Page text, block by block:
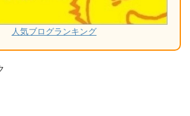
人気ブログランキング